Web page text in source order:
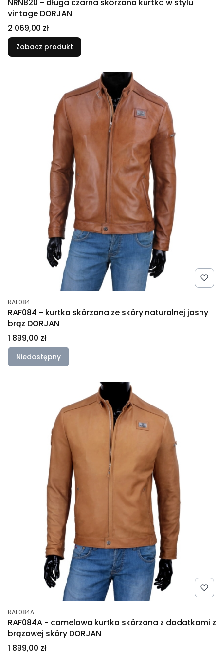
NRN820 - długa czarna skórzana kurtka w stylu
vintage DORJAN
Cena
2 069,00 zł
Zobacz produkt
Kod produktu
RAF084
RAF084 - kurtka skórzana ze skóry naturalnej jasny
brąz DORJAN
Cena
1 899,00 zł
Niedostępny
Kod produktu
RAF084A
RAF084A - camelowa kurtka skórzana z dodatkami z
brązowej skóry DORJAN
Cena
1 899,00 zł